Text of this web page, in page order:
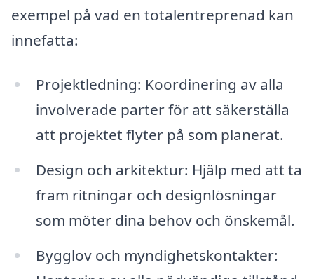
exempel på vad en totalentreprenad kan
innefatta:
Projektledning: Koordinering av alla
involverade parter för att säkerställa
att projektet flyter på som planerat.
Design och arkitektur: Hjälp med att ta
fram ritningar och designlösningar
som möter dina behov och önskemål.
Bygglov och myndighetskontakter: